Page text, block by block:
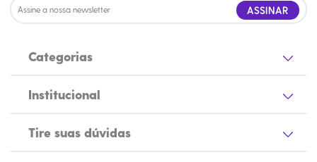
ASSINAR
Categorias
Institucional
Tire suas dúvidas